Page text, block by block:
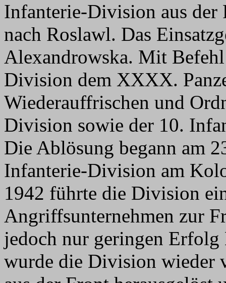
Infanterie-Division aus der
nach Roslawl. Das
Alexandrowska. Mit
Division dem XXXX.
Wiederauffrischen und
Division sowie der 10.
Die Ablösung begann am
Infanterie-Division am
1942 führte die Division
Angriffsunternehmen zur
jedoch nur geringen
wurde die Division wieder